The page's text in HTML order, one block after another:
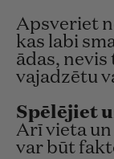
Apsveriet
kas labi
ādas, nevis
vajadzētu
Spēlējiet
Arī vieta un
var būt